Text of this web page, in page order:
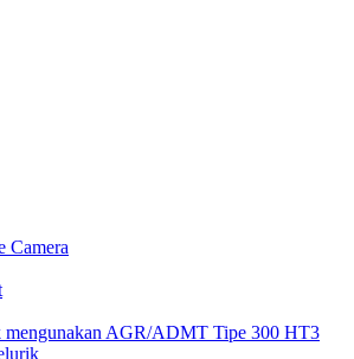
Camera
mengunakan AGR/ADMT Tipe 300 HT3